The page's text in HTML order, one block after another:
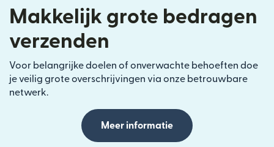
Makkelijk grote bedragen
verzenden
Voor belangrijke doelen of onverwachte behoeften doe
je veilig grote overschrijvingen via onze betrouwbare
netwerk.
Meer informatie